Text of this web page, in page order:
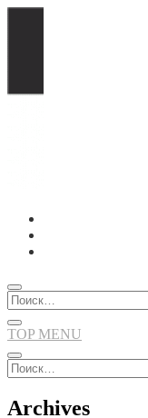
Перейти
содержимому
Найти:
TOP MENU
Найти:
Archives